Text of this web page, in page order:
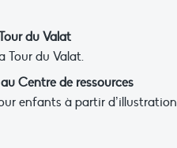
du Valat
Tour du Valat.
Centre de ressources
enfants à partir